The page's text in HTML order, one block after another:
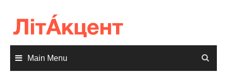
content
Main Menu